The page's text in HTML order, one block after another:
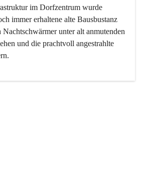
im Dorfzentrum wurde
immer erhaltene alte Bausbustanz
Nachtschwärmer unter alt anmutenden
und die prachtvoll angestrahlte
heute nicht mehr, ist aber integrativer